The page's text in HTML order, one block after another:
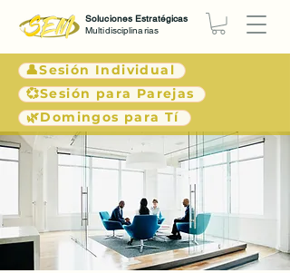
👤Sesión Individual
💞Sesión para Parejas
🌿Domingos para Tí
Soluciones Estratégicas
Multidisciplinarias